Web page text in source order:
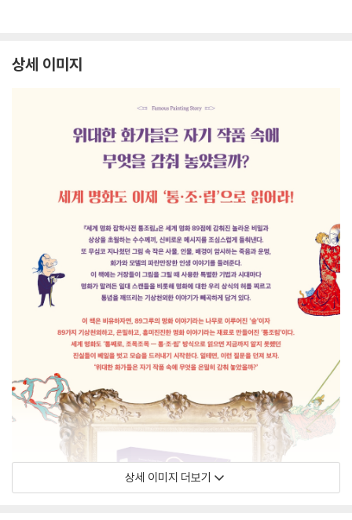
상세 이미지
상세 이미지 더보기